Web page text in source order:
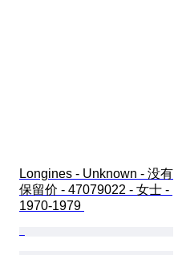
Longines - Unknown - 没有
保留价 - 47079022 - 女士 -
1970-1979